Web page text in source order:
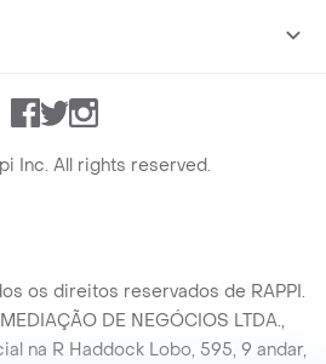
Facebook
TwitterInstagram
Inc. All rights reserved.
os direitos reservados de RAPPI.
DE NEGÓCIOS LTDA.,
na R Haddock Lobo, 595, 9 andar,